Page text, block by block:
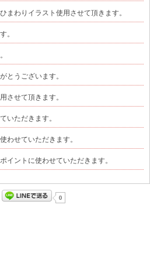
まわりイラスト使用させて頂きます。
。
とうございます。
させて頂きます。
いただきます。
わせていただきます。
イントに使わせていただきます。
0